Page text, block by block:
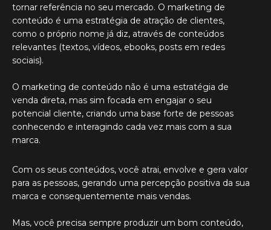
tornar referência no seu mercado. O marketing de
conteúdo é uma estratégia de atração de clientes,
como o próprio nome já diz, através de conteúdos
relevantes (textos, vídeos, ebooks, posts em redes
sociais).
O marketing de conteúdo não é uma estratégia de
venda direta, mas sim focada em engajar o seu
potencial cliente, criando uma base forte de pessoas
conhecendo e interagindo cada vez mais com a sua
marca.
Com os seus conteúdos, você atrai, envolve e gera valor
para as pessoas, gerando uma percepção positiva da sua
marca e consequentemente mais vendas.
Mas, você precisa sempre produzir um bom conteúdo,